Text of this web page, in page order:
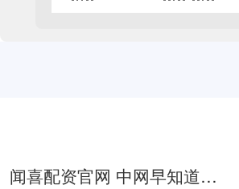
闻喜配资官网 中网早知道：奖金排第四俩名将退赛，郑钦文要保390分！